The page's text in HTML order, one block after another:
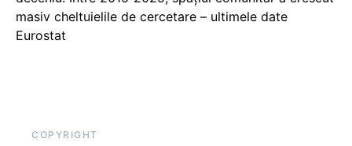
masiv cheltuielile de cercetare – ultimele date
Eurostat
COPYRIGHT